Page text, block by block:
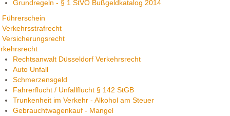
Grundregeln - § 1 StVO Bußgeldkatalog 2014
Führerschein
Verkehrsstrafrecht
Versicherungsrecht
Rechtsanwalt Düsseldorf Verkehrsrecht
Auto Unfall
Schmerzensgeld
Fahrerflucht / Unfallflucht § 142 StGB
Trunkenheit im Verkehr - Alkohol am Steuer
Gebrauchtwagenkauf - Mangel